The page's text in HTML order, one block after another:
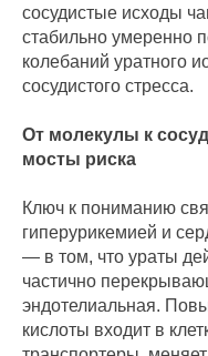
сосудистые исходы
стабильно умеренно
колебаний уратного
сосудистого стресса.
От молекулы к
мосты риска
Ключ к пониманию
гиперурикемией и
— в том, что ураты
частично
эндотелиальная.
кислоты входит в